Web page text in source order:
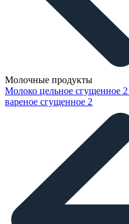
Молочные продукты
Молоко цельное сгущенное 2
вареное сгущенное 2